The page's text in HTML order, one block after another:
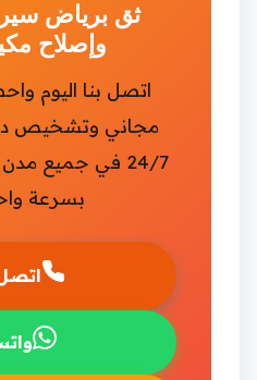
ثق برياض
وإصلاح
اتصل بنا اليوم
مجاني وتشخيص
24/7 في جميع
بسرعة